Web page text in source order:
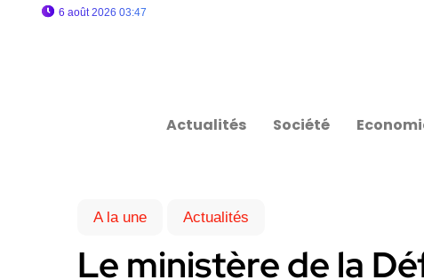
6 août 2026 03:47
Actualités Société
A la une Actualités
Le ministère de la